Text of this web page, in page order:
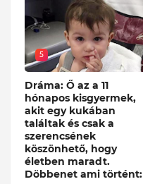
5
Dráma: Ő az a 11
hónapos kisgyermek,
akit egy kukában
találtak és csak a
szerencsének
köszönhető, hogy
életben maradt.
Döbbenet ami történt: